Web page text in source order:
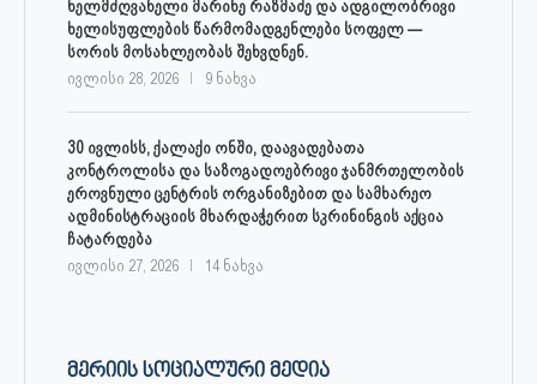
ხელმძღვანელი მარინე რაზმაძე და ადგილობრივი
ხელისუფლების წარმომადგენლები სოფელ —
სორის მოსახლეობას შეხვდნენ.
ივლისი 28, 2026 9 ნახვა
30 ივლისს, ქალაქი ონში, დაავადებათა
კონტროლისა და საზოგადოებრივი ჯანმრთელობის
ეროვნული ცენტრის ორგანიზებით და სამხარეო
ადმინისტრაციის მხარდაჭერით სკრინინგის აქცია
ჩატარდება
ივლისი 27, 2026 14 ნახვა
ᲛᲔᲠᲘᲘᲡ ᲡᲝᲪᲘᲐᲚᲣᲠᲘ ᲛᲔᲓᲘᲐ